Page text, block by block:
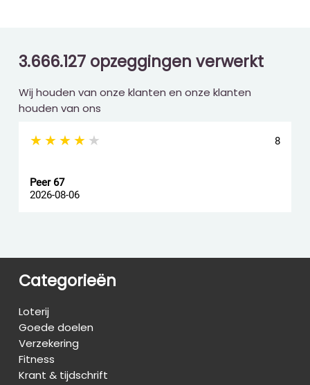
3.666.127 opzeggingen verwerkt
Wij houden van onze klanten en onze klanten
houden van ons
★★★★★ 8
Peer 67
2026-08-06
Categorieën
Loterij
Goede doelen
Verzekering
Fitness
Krant & tijdschrift